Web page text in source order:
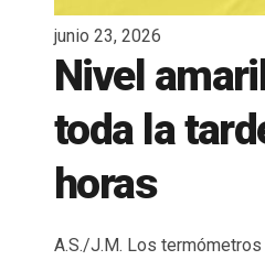
junio 23, 2026
Nivel
toda la
horas
A.S./J.M. Los